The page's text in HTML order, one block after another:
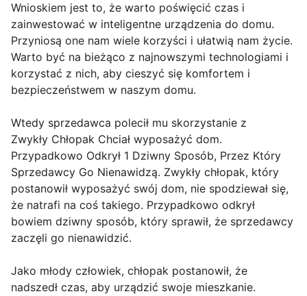
Wnioskiem jest to, że warto poświęcić czas i
zainwestować w inteligentne urządzenia do domu.
Przyniosą one nam wiele korzyści i ułatwią nam życie.
Warto być na bieżąco z najnowszymi technologiami i
korzystać z nich, aby cieszyć się komfortem i
bezpieczeństwem w naszym domu.
Wtedy sprzedawca polecił mu skorzystanie z
Zwykły Chłopak Chciał wyposażyć dom.
Przypadkowo Odkrył 1 Dziwny Sposób, Przez Który
Sprzedawcy Go Nienawidzą. Zwykły chłopak, który
postanowił wyposażyć swój dom, nie spodziewał się,
że natrafi na coś takiego. Przypadkowo odkrył
bowiem dziwny sposób, który sprawił, że sprzedawcy
zaczęli go nienawidzić.
Jako młody człowiek, chłopak postanowił, że
nadszedł czas, aby urządzić swoje mieszkanie.